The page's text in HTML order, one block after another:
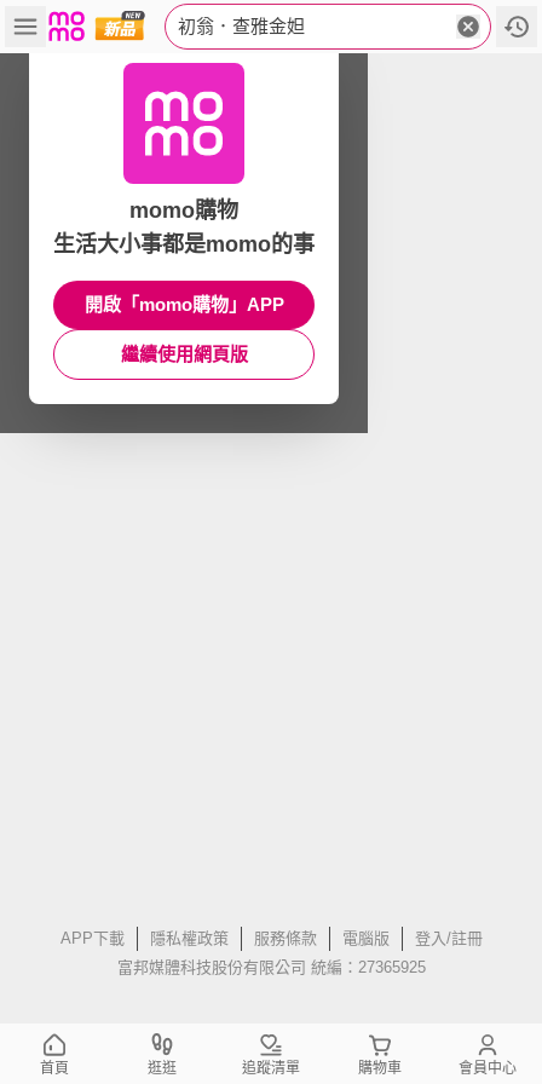
初翁．查雅金妲
APP下載 隱私權政策 服務條款 電腦版
登入/註冊
富邦媒體科技股份有限公司 統編：27365925
momo購物
生活大小事都是momo的事
開啟「momo購物」APP
繼續使用網頁版
首頁 逛逛 追蹤清單 購物車 會員中心